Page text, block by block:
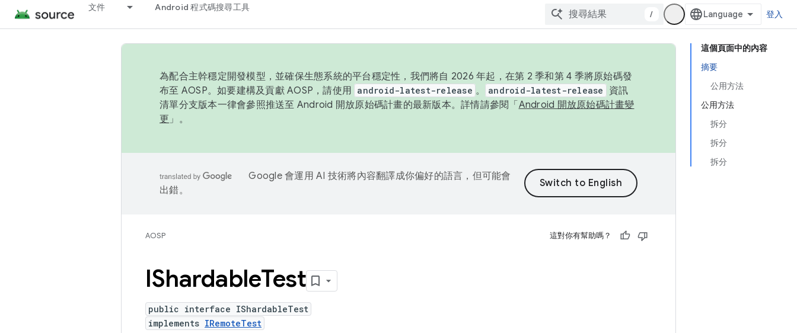
文件 Android 程式碼搜尋工具
/ 登入
這個頁面中的內容
摘要
公用方法
公用方法
拆分
拆分
拆分
為配合主幹穩定開發模型，並確保生態系統的平台穩定性，我們將自 2026 年起，在第 2 季和第 4 季將原始碼發
布至 AOSP。如要建構及貢獻 AOSP，請使用 android-latest-release 。 android-latest-release
資訊
清單分支版本一律會參照推送至 Android 開放原始碼計畫的最新版本。詳情請參閱「 Android 開放原始碼計畫變
更 」。
Google 會運用 AI 技術將內容翻譯成你偏好的語言，但可能會
出錯。
AOSP 這對你有幫助嗎？
IShardableTest
public interface IShardableTest
implements IRemoteTest